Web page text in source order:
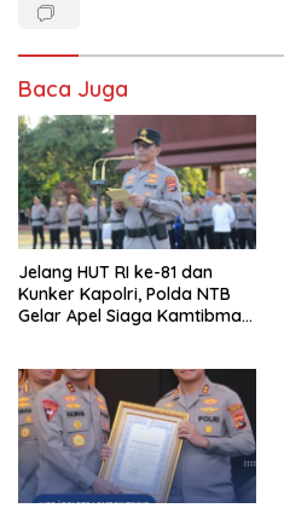
Baca Juga
Jelang HUT RI ke-81 dan
Kunker Kapolri, Polda NTB
Gelar Apel Siaga Kamtibmas